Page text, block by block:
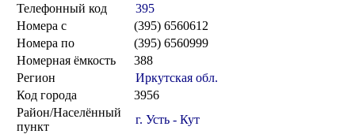
Телефонный код
395
Номера с
(395) 6560612
Номера по
(395) 6560999
Номерная ёмкость
388
Регион
Иркутская обл.
Код города
3956
Район/Населённый
пункт
г. Усть - Кут